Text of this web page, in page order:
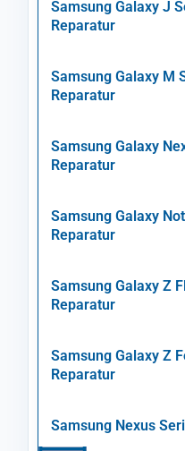
Samsung Galaxy J
Reparatur
Samsung Galaxy M
Reparatur
Samsung Galaxy
Reparatur
Samsung Galaxy
Reparatur
Samsung Galaxy Z
Reparatur
Samsung Galaxy Z
Reparatur
Samsung Nexus